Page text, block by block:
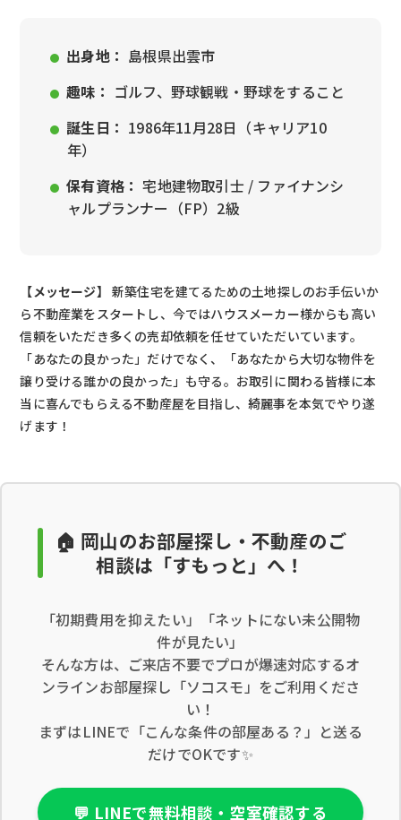
出身地： 島根県出雲市
趣味： ゴルフ、野球観戦・野球をすること
誕生日： 1986年11月28日（キャリア10
年）
保有資格： 宅地建物取引士 / ファイナンシ
ャルプランナー（FP）2級
【メッセージ】 新築住宅を建てるための土地探しのお手伝いか
ら不動産業をスタートし、今ではハウスメーカー様からも高い
信頼をいただき多くの売却依頼を任せていただいています。
「あなたの良かった」だけでなく、「あなたから大切な物件を
譲り受ける誰かの良かった」も守る。お取引に関わる皆様に本
当に喜んでもらえる不動産屋を目指し、綺麗事を本気でやり遂
げます！
🏠 岡山のお部屋探し・不動産のご
相談は「すもっと」へ！
「初期費用を抑えたい」「ネットにない未公開物
件が見たい」
そんな方は、ご来店不要でプロが爆速対応するオ
ンラインお部屋探し「ソコスモ」をご利用くださ
い！
まずはLINEで「こんな条件の部屋ある？」と送る
だけでOKです✨
💬 LINEで無料相談・空室確認する